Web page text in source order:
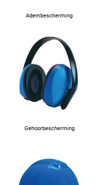
Adembescherming
Gehoorbescherming